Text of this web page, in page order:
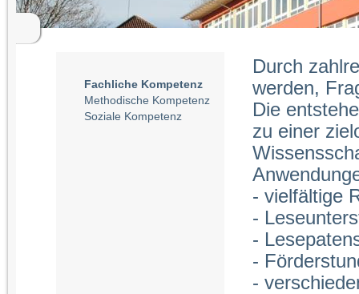
Fachliche Kompetenz
Methodische Kompetenz
Soziale Kompetenz
Durch
werden,
Die
zu einer
- vielfältige
-
-
-
-